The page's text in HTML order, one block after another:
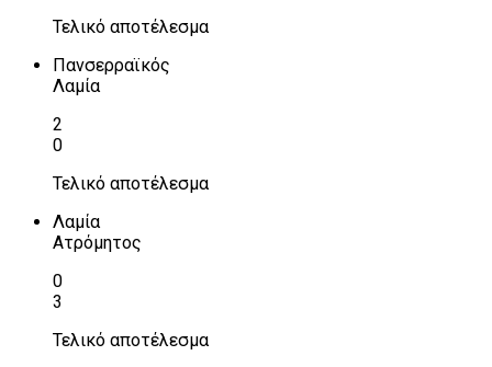
Τελικό αποτέλεσμα
Πανσερραϊκός
Λαμία
2
0
Τελικό αποτέλεσμα
Λαμία
Ατρόμητος
0
3
Τελικό αποτέλεσμα